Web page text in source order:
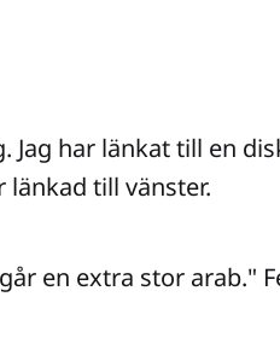
Jag har länkat till en
länkad till vänster.
en extra stor arab."